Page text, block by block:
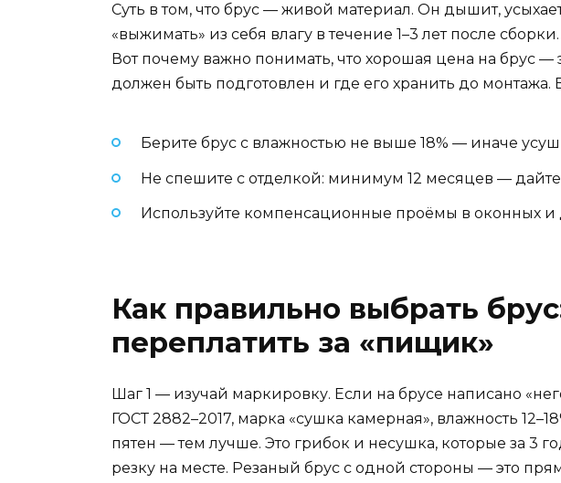
Суть в том, что брус — живой материал. Он дышит,
«выжимать» из себя влагу в течение 1–3 лет после
Вот почему важно понимать, что хорошая цена на брус —
должен быть подготовлен и где его хранить до монтажа.
Берите брус с влажностью не выше 18% — иначе
Не спешите с отделкой: минимум 12 месяцев —
Используйте компенсационные проёмы в оконных
Как правильно выбрать
переплатить за «пищик»
Шаг 1 — изучай маркировку. Если на брусе написано
ГОСТ 2882–2017, марка «сушка камерная», влажность
пятен — тем лучше. Это грибок и несушка, которые за 3
резку на месте. Резаный брус с одной стороны — это